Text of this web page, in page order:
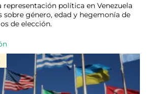
representación política en Venezuela
sobre género, edad y hegemonía de
de elección.